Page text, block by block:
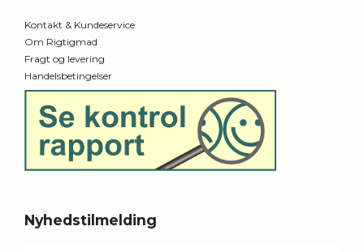
Kontakt & Kundeservice
Om Rigtigmad
Fragt og levering
Handelsbetingelser
Nyhedstilmelding